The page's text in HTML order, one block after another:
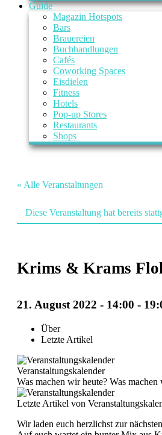
Guide
Magazin Hotspots
Bars
Brauereien
Buchhandlungen
Cafés
Coworking Spaces
Eisdielen
Fitness
Hotels
Pop-up Stores
Restaurants
Shops
« Alle Veranstaltungen
Diese Veranstaltung hat bereits
Krims & Krams
21. August 2022 - 14:00 -
Veranstaltung
Navigation
Über
Letzte Artikel
Veranstaltungskalender
Was machen wir heute? Was
Letzte Artikel von
Wir laden euch herzlichst zur